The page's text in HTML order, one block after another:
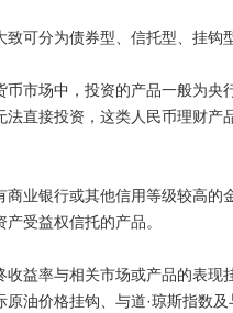
分为债券型、信托型、挂钩型
场中，投资的产品一般为央行
法直接投资，这类人民币理财产
银行或其他信用等级较高的金
受益权信托的产品。
率与相关市场或产品的表现挂
油价格挂钩、与道·琼斯指数及